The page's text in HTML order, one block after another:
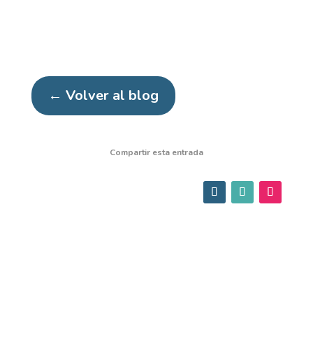
← Volver al blog
Compartir esta entrada